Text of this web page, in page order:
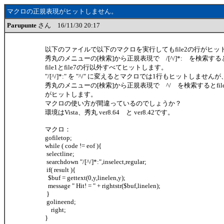
マクロの正規表現がヒットしません。
Parupunte さん 16/11/30 20:17
以下のファイルで以下のマクロを実行してもfile2の行がヒッ
秀丸のメニューの[検索]から正規表現で /[^/]*: を検索する
file1とfile7の行以外すべてヒットします。
"/[^/]*:" を "^/" に変えるとマクロでは1行もヒットしませんが、
秀丸のメニューの[検索]から正規表現で ^/ を検索すると
がヒットします。
マクロの使い方が間違っているのでしょうか？
環境はVista、秀丸 ver8.64 と ver8.42です。
マクロ：
gofiletop;
while ( code != eof ){
selectline;
searchdown "/[^/]*:",inselect,regular;
if( result ){
$buf = gettext(0,y,linelen,y);
message " Hit! = " + rightstr($buf,linelen);
}
golineend;
right;
}